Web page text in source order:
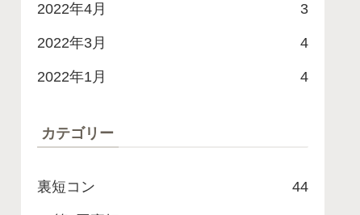
2022年4月 3
2022年3月 4
2022年1月 4
カテゴリー
裏短コン 44